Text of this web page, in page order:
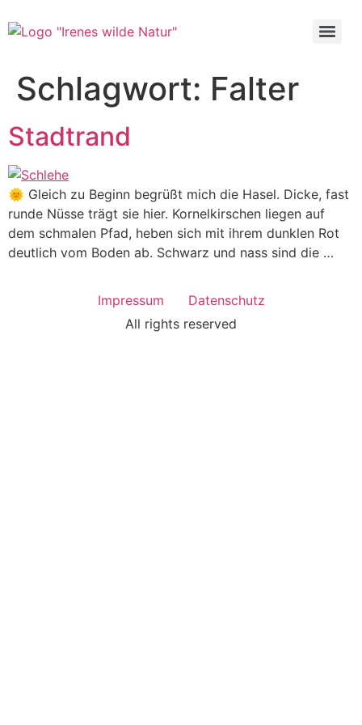
Inhalt
Schlagwort: Falter
Stadtrand
🌞 Gleich zu Beginn begrüßt mich die Hasel. Dicke, fast
runde Nüsse trägt sie hier. Kornelkirschen liegen auf
dem schmalen Pfad, heben sich mit ihrem dunklen Rot
deutlich vom Boden ab. Schwarz und nass sind die …
Impressum
Datenschutz
All rights reserved